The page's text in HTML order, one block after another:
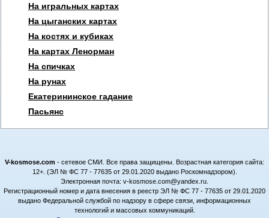
На игральных картах
На цыганских картах
На костях и кубиках
На картах Ленорман
На спичках
На рунах
Екатерининское гадание
Пасьянс
V-kosmose.com - сетевое СМИ. Все права защищены. Возрастная категория сайта:
12+. (ЭЛ № ФС 77 - 77635 от 29.01.2020 выдано Роскомнадзором).
Электронная почта: v-kosmose.com@yandex.ru.
Регистрационный номер и дата внесения в реестр ЭЛ № ФС 77 - 77635 от 29.01.2020
выдано Федеральной службой по надзору в сфере связи, информационных
технологий и массовых коммуникаций.